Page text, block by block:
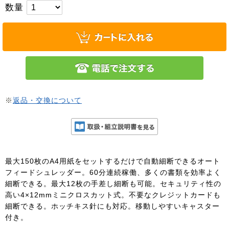
数量
※返品・交換について
最大150枚のA4用紙をセットするだけで自動細断できるオート
フィードシュレッダー。60分連続稼働、多くの書類を効率よく
細断できる。最大12枚の手差し細断も可能。セキュリティ性の
高い4×12mmミニクロスカット式。不要なクレジットカードも
細断できる。ホッチキス針にも対応。移動しやすいキャスター
付き。